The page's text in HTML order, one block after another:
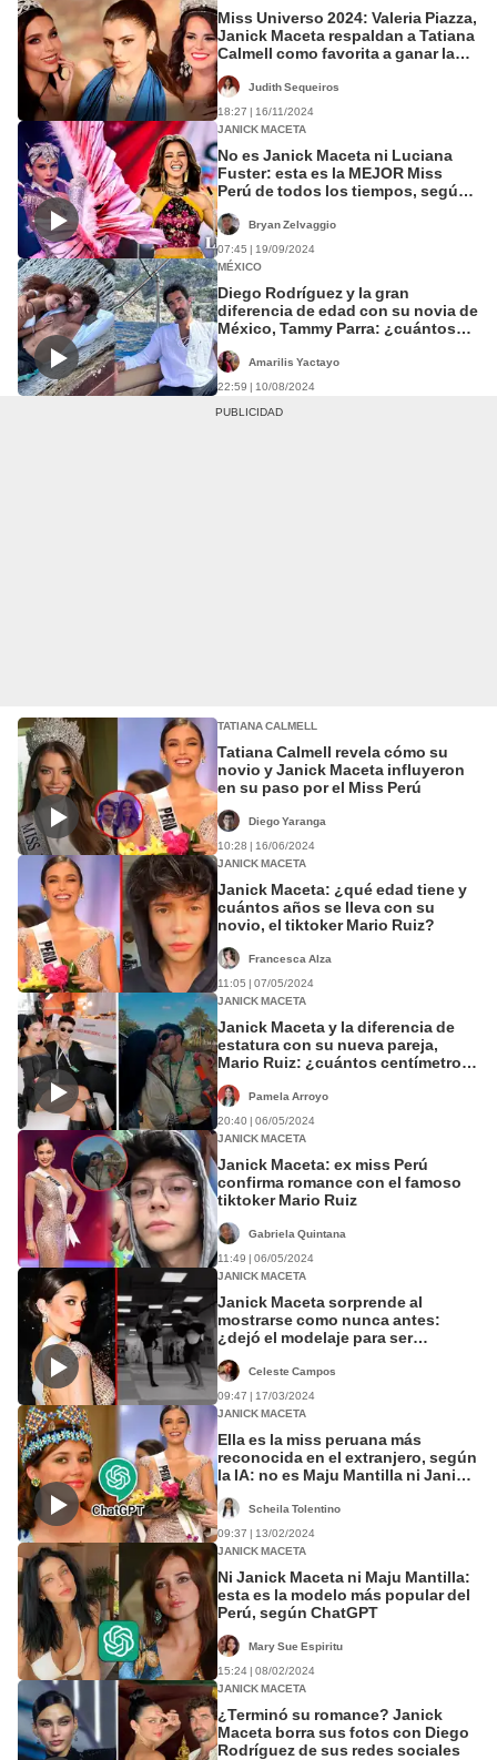
Miss Universo 2024: Valeria Piazza,
Janick Maceta respaldan a Tatiana
Calmell como favorita a ganar la
Judith Sequeiros
18:27 | 16/11/2024
JANICK MACETA
No es Janick Maceta ni Luciana
Fuster: esta es la MEJOR Miss
Perú de todos los tiempos, según
Bryan Zelvaggio
07:45 | 19/09/2024
MÉXICO
Diego Rodríguez y la gran
diferencia de edad con su novia de
México, Tammy Parra: ¿cuántos
Amarilis Yactayo
22:59 | 10/08/2024
TATIANA CALMELL
Tatiana Calmell revela cómo su
novio y Janick Maceta influyeron
en su paso por el Miss Perú
Diego Yaranga
10:28 | 16/06/2024
JANICK MACETA
Janick Maceta: ¿qué edad tiene y
cuántos años se lleva con su
novio, el tiktoker Mario Ruiz?
Francesca Alza
11:05 | 07/05/2024
JANICK MACETA
Janick Maceta y la diferencia de
estatura con su nueva pareja,
Mario Ruiz: ¿cuántos centímetros
Pamela Arroyo
20:40 | 06/05/2024
JANICK MACETA
Janick Maceta: ex miss Perú
confirma romance con el famoso
tiktoker Mario Ruiz
Gabriela Quintana
11:49 | 06/05/2024
JANICK MACETA
Janick Maceta sorprende al
mostrarse como nunca antes:
¿dejó el modelaje para ser
Celeste Campos
09:47 | 17/03/2024
JANICK MACETA
Ella es la miss peruana más
reconocida en el extranjero, según
la IA: no es Maju Mantilla ni Janick
Scheila Tolentino
09:37 | 13/02/2024
JANICK MACETA
Ni Janick Maceta ni Maju Mantilla:
esta es la modelo más popular del
Perú, según ChatGPT
Mary Sue Espiritu
15:24 | 08/02/2024
JANICK MACETA
¿Terminó su romance? Janick
Maceta borra sus fotos con Diego
Rodríguez de sus redes sociales